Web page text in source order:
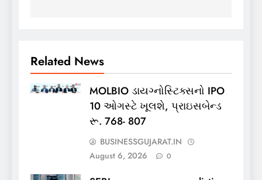
Related News
MOLBIO ડાયગ્નોસ્ટિક્સનો IPO
10 ઓગસ્ટે ખૂલશે, પ્રાઇસબેન્ડ
રૂ. 768- 807
BUSINESSGUJARAT.IN
August 6, 2026
0